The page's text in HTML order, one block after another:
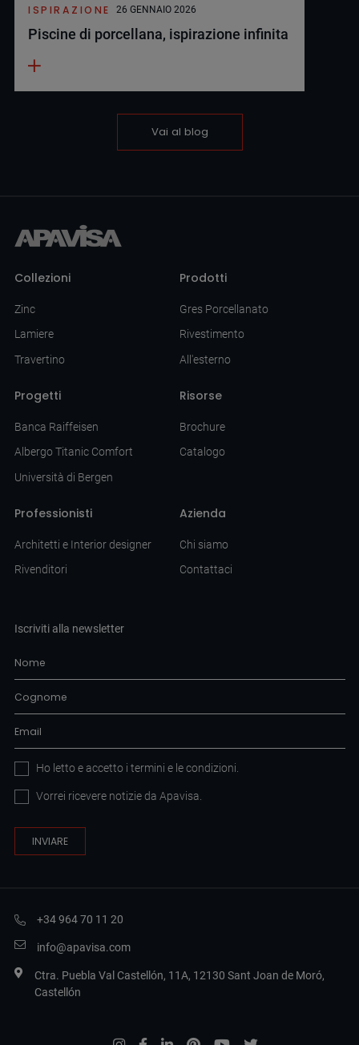
ISPIRAZIONE 26 GENNAIO 2026
Piscine di porcellana, ispirazione infinita
Vai al blog
Collezioni
Zinc
Lamiere
Travertino
Prodotti
Gres Porcellanato
Rivestimento
All'esterno
Progetti
Banca Raiffeisen
Albergo Titanic Comfort
Università di Bergen
Risorse
Brochure
Catalogo
Professionisti
Architetti e Interior designer
Rivenditori
Azienda
Chi siamo
Contattaci
Iscriviti alla newsletter
Ho letto e accetto i termini e le condizioni
Vorrei ricevere notizie da Apavisa.
+34 964 70 11 20
info@apavisa.com
Ctra. Puebla Val Castellón, 11A, 12130 Sant Joan de Moró,
Castellón